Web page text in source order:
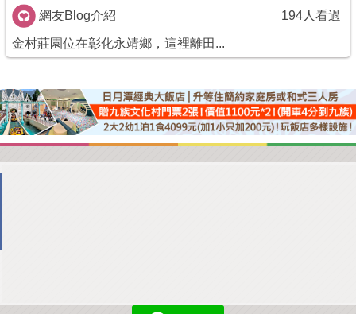
討論區
APP下載
網友Blog介紹 194人看過
金村莊園位在彰化永靖鄉，這裡離田...